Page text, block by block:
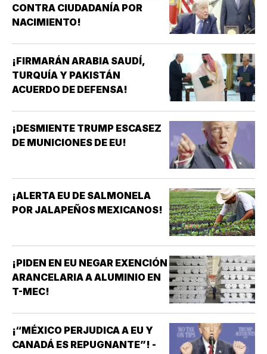
CONTRA CIUDADANÍA POR
NACIMIENTO!
¡FIRMARÁN ARABIA SAUDÍ,
TURQUÍA Y PAKISTÁN
ACUERDO DE DEFENSA!
¡DESMIENTE TRUMP ESCASEZ
DE MUNICIONES DE EU!
¡ALERTA EU DE SALMONELA
POR JALAPEÑOS MEXICANOS!
¡PIDEN EN EU NEGAR EXENCIÓN
ARANCELARIA A ALUMINIO EN
T-MEC!
¡“MÉXICO PERJUDICA A EU Y
CANADÁ ES REPUGNANTE”! -